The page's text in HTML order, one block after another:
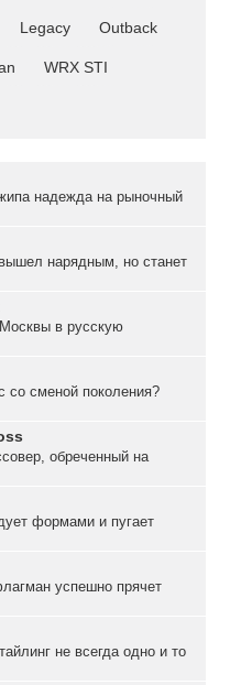
Legacy Outback
WRX STI
надежда на рыночный
нарядным, но станет
в русскую
со сменой поколения?
обреченный на
формами и пугает
успешно прячет
не всегда одно и то